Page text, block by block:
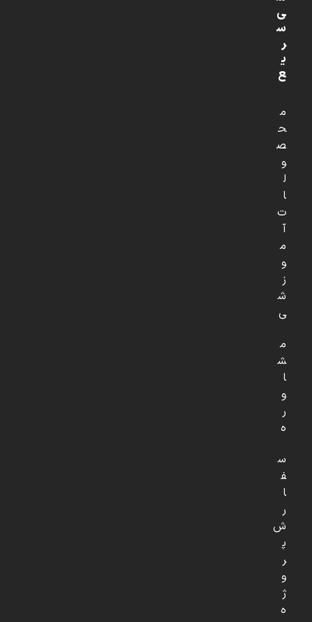
ی
س
ر
ی
ع
م
ح
ص
و
ل
ا
ت
آ
م
و
ز
ش
ی
م
ش
ا
و
ر
ه
س
ف
ا
ر
ش
پ
ر
و
ژ
ه